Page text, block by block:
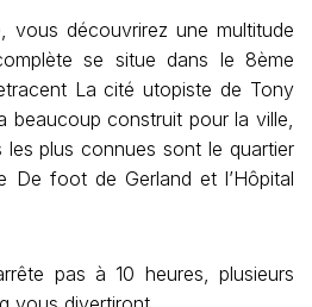
vous découvrirez une multitude
se situe dans le 8ème
La cité utopiste de Tony
beaucoup construit pour la ville,
les plus connues sont le quartier
De foot de Gerland et l’Hôpital
pas à 10 heures, plusieurs